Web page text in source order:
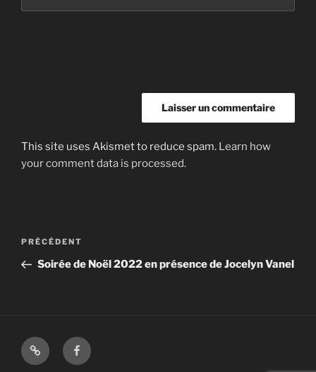
This site uses Akismet to reduce spam. Learn how
your comment data is processed.
Navigation
l’article
Article
précédent
PRÉCÉDENT
Soirée de Noël 2022 en présence de Jocelyn Vanel
Shop Facebook